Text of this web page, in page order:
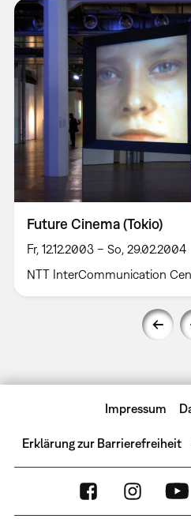
Future Cinema (Tokio)
Fr, 12.12.2003 – So, 29.02.2004
NTT InterCommunication
Impressum
Erklärung zur Barrierefreiheit